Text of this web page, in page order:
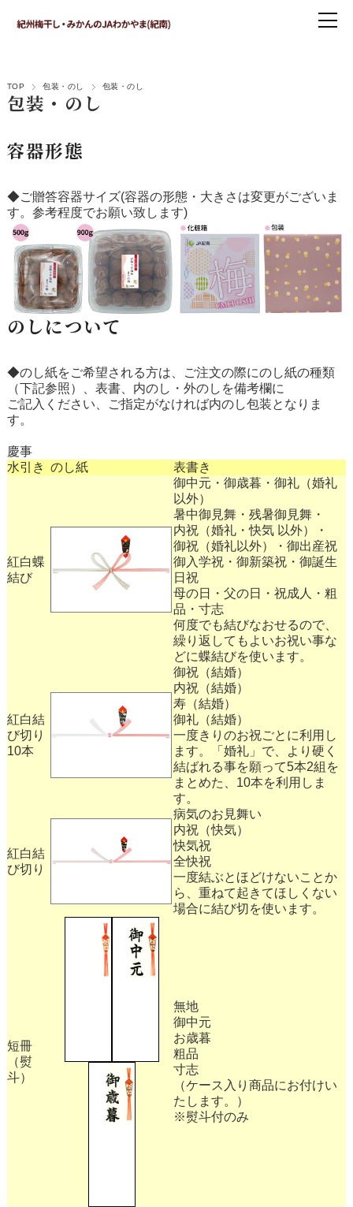
TOP 包装・のし 包装・のし
包装・のし
容器形態
◆ご贈答容器サイズ(容器の形態・大きさは変更がございま
す。参考程度でお願い致します)
のしについて
◆のし紙をご希望される方は、ご注文の際にのし紙の種類
（下記参照）、表書、内のし・外のしを備考欄に
ご記入ください、ご指定がなければ内のし包装となりま
す。
慶事
水引き のし紙 表書き
紅白蝶
結び
御中元・御歳暮・御礼（婚礼
以外）
暑中御見舞・残暑御見舞・
内祝（婚礼・快気 以外）・
御祝（婚礼以外）・御出産祝
御入学祝・御新築祝・御誕生
日祝
母の日・父の日・祝成人・粗
品・寸志
何度でも結びなおせるので、
繰り返してもよいお祝い事な
どに蝶結びを使います。
紅白結
び切り
10本
御祝（結婚）
内祝（結婚）
寿（結婚）
御礼（結婚）
一度きりのお祝ごとに利用し
ます。「婚礼」で、より硬く
結ばれる事を願って5本2組を
まとめた、10本を利用しま
す。
紅白結
び切り
病気のお見舞い
内祝（快気）
快気祝
全快祝
一度結ぶとほどけないことか
ら、重ねて起きてほしくない
場合に結び切を使います。
短冊
（熨
斗）
無地
御中元
お歳暮
粗品
寸志
（ケース入り商品にお付けい
たします。）
※熨斗付のみ